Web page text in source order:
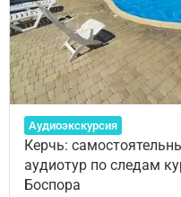
Аудиоэкскурсия
Керчь:
аудиотур по следам
Боспора